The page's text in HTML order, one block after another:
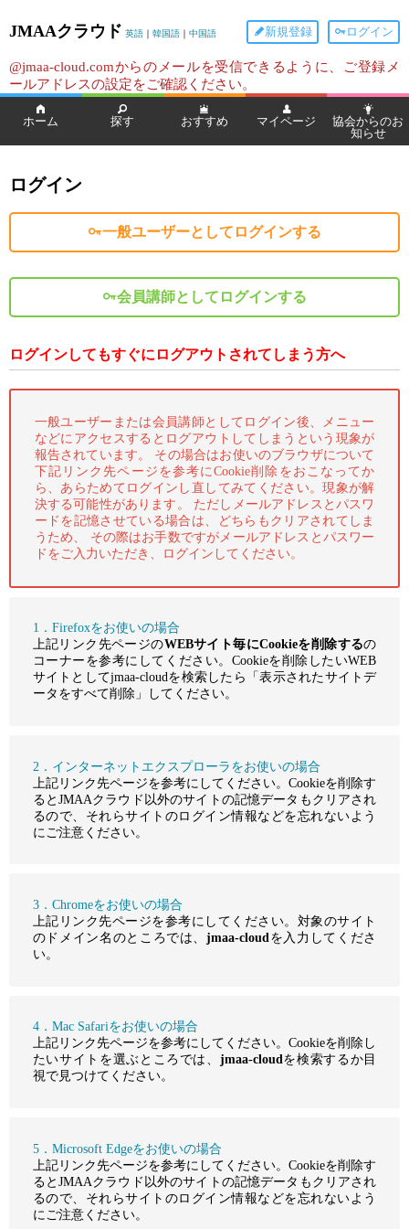
JMAAクラウド 英語 ｜ 韓国語 ｜ 中国語 ログイン
新規登録
@jmaa-cloud.comからのメールを受信できるように、ご登録メ
ールアドレスの設定をご確認ください。
ホーム 探す おすすめ マイページ
協会からのお
知らせ
ログイン
一般ユーザーとしてログインする
会員講師としてログインする
ログインしてもすぐにログアウトされてしまう方へ
一般ユーザーまたは会員講師としてログイン後、メニュー
などにアクセスするとログアウトしてしまうという現象が
報告されています。 その場合はお使いのブラウザについて
下記リンク先ページを参考にCookie削除をおこなってか
ら、あらためてログインし直してみてください。現象が解
決する可能性があります。 ただしメールアドレスとパスワ
ードを記憶させている場合は、どちらもクリアされてしま
うため、 その際はお手数ですがメールアドレスとパスワー
ドをご入力いただき、ログインしてください。
1．Firefoxをお使いの場合
上記リンク先ページのWEBサイト毎にCookieを削除するの
コーナーを参考にしてください。Cookieを削除したいWEB
サイトとしてjmaa-cloudを検索したら「表示されたサイトデ
ータをすべて削除」してください。
2．インターネットエクスプローラをお使いの場合
上記リンク先ページを参考にしてください。Cookieを削除す
るとJMAAクラウド以外のサイトの記憶データもクリアされ
るので、それらサイトのログイン情報などを忘れないよう
にご注意ください。
3．Chromeをお使いの場合
上記リンク先ページを参考にしてください。対象のサイト
のドメイン名のところでは、jmaa-cloudを入力してくださ
い。
4．Mac Safariをお使いの場合
上記リンク先ページを参考にしてください。Cookieを削除し
たいサイトを選ぶところでは、 jmaa-cloudを検索するか目
視で見つけてください。
5．Microsoft Edgeをお使いの場合
上記リンク先ページを参考にしてください。Cookieを削除す
るとJMAAクラウド以外のサイトの記憶データもクリアされ
るので、それらサイトのログイン情報などを忘れないよう
にご注意ください。